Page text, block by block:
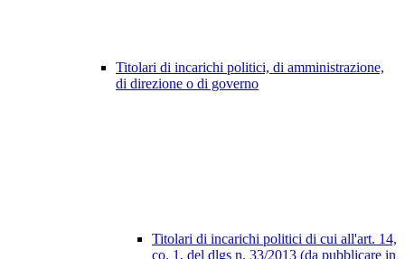
Titolari di incarichi politici, di amministrazione,
di direzione o di governo
Titolari di incarichi politici di cui all'art. 14,
co. 1, del dlgs n. 33/2013 (da pubblicare in